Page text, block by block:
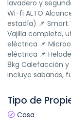
lavadero y
Wi-fi ALTO
estadía) 📌 Smart
Vajilla completa,
eléctrica 📌
eléctrica 📌
8kg Calefacción y
incluye sabanas,
Tipo de
Casa